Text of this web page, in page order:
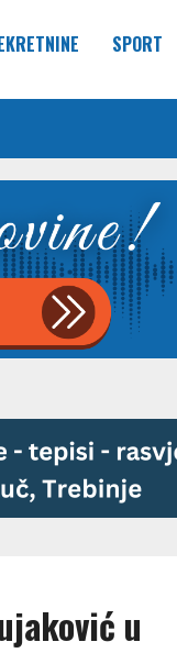
SPORT
u